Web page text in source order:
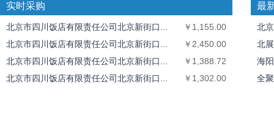
实时采购
北京市四川饭店有限责任公司北京新街口...
￥1,155.00
北京市四川饭店有限责任公司北京新街口...
￥2,450.00
北京市四川饭店有限责任公司北京新街口...
￥1,388.72
北京市四川饭店有限责任公司北京新街口...
￥1,302.00
最
北
北
海
全